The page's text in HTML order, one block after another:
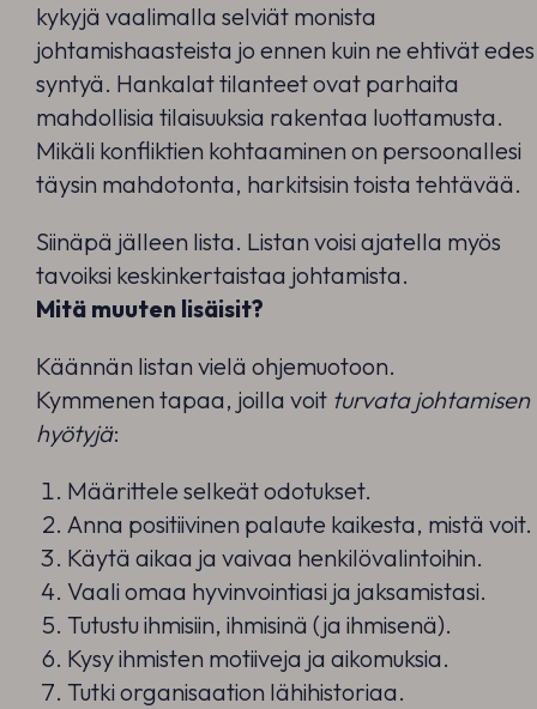
kykyjä vaalimalla selviät monista
johtamishaasteista jo ennen kuin ne ehtivät edes
syntyä. Hankalat tilanteet ovat parhaita
mahdollisia tilaisuuksia rakentaa luottamusta.
Mikäli konfliktien kohtaaminen on persoonallesi
täysin mahdotonta, harkitsisin toista tehtävää.
Siinäpä jälleen lista. Listan voisi ajatella myös
tavoiksi keskinkertaistaa johtamista.
Mitä muuten lisäisit?
Käännän listan vielä ohjemuotoon.
Kymmenen tapaa, joilla voit turvata johtamisen
hyötyjä:
Määrittele selkeät odotukset.
Anna positiivinen palaute kaikesta, mistä voit.
Käytä aikaa ja vaivaa henkilövalintoihin.
Vaali omaa hyvinvointiasi ja jaksamistasi.
Tutustu ihmisiin, ihmisinä (ja ihmisenä).
Kysy ihmisten motiiveja ja aikomuksia.
Tutki organisaation lähihistoriaa.